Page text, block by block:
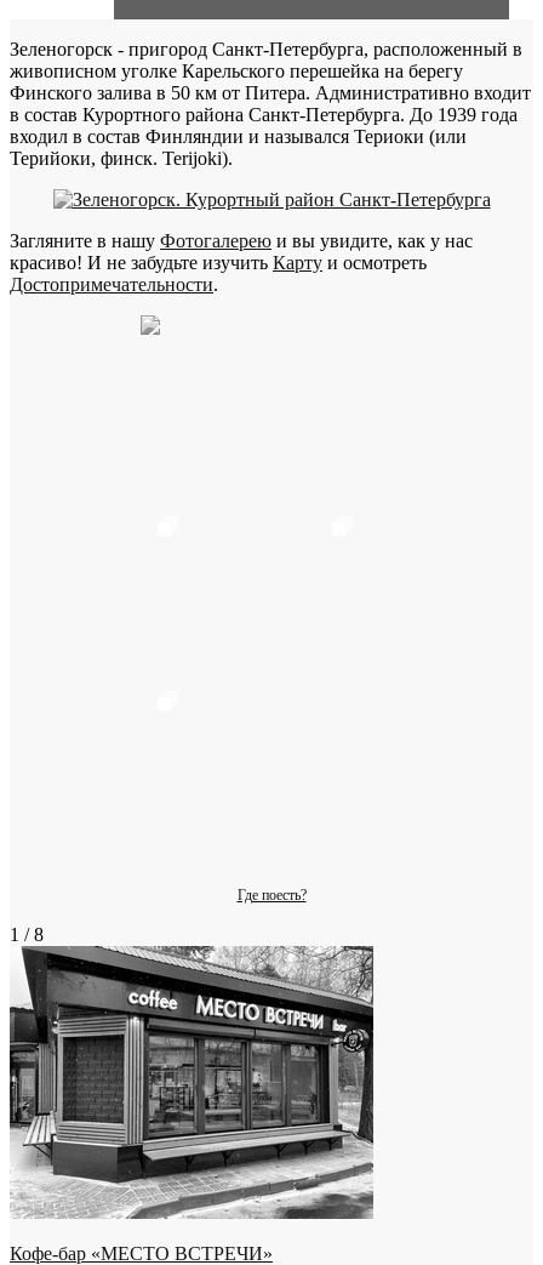
Зеленогорск - пригород Санкт-Петербурга, расположенный в
живописном уголке Карельского перешейка на берегу
Финского залива в 50 км от Питера. Административно входит
в состав Курортного района Санкт-Петербурга. До 1939 года
входил в состав Финляндии и назывался Териоки (или
Терийоки, финск. Terijoki).
Загляните в нашу Фотогалерею и вы увидите, как у нас
красиво! И не забудьте изучить Карту и осмотреть
Достопримечательности.
Где поесть?
1 / 8
Кофе-бар «МЕСТО ВСТРЕЧИ»